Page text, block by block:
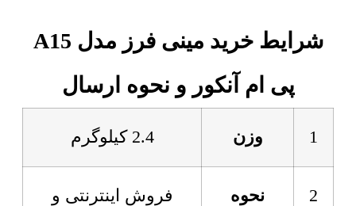
شرایط خرید مینی فرز مدل A15
پی ام آنکور و نحوه ارسال
1 وزن 2.4 کیلوگرم
2
نحوه
فروش اینترنتی و